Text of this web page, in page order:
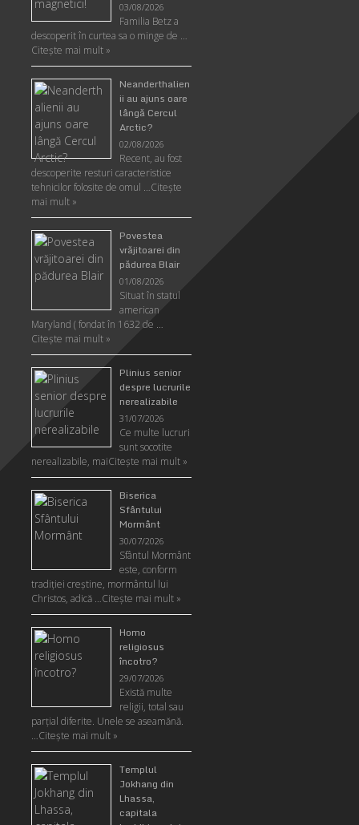
03/08/2026
Familia Betz a
descoperit în curtea sa o minge de …
Citeşte mai mult »
Neanderthalien
ii au ajuns oare
lângă Cercul
Arctic?
02/08/2026
Recent, au fost
descoperite resturi caracteristice
tehnicilor folosite de omul …Citeşte
mai mult »
Povestea
vrăjitoarei din
pădurea Blair
01/08/2026
Situat în statul
american
Maryland ( fondat în 1632 de …
Citeşte mai mult »
Plinius senior
despre lucrurile
nerealizabile
31/07/2026
Ce multe lucruri
sunt socotite
nerealizabile, maiCiteşte mai mult »
Biserica
Sfântului
Mormânt
30/07/2026
Sfântul Mormânt
este, conform
tradiţiei creştine, mormântul lui
Christos, adică …Citeşte mai mult »
Homo
religiosus
încotro?
29/07/2026
Există multe
religii, total sau
parţial diferite. Unele se aseamănă.
…Citeşte mai mult »
Templul
Jokhang din
Lhassa,
capitala